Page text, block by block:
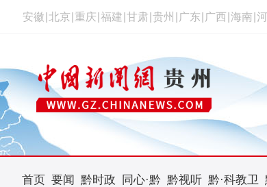
安徽 北京 重庆 福建 甘肃 贵州 广东 广西 海南
首页 要闻 黔时政 同心·黔 黔视听 黔·科教卫